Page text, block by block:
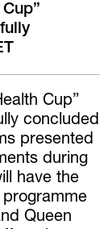
Cup”
concluded
presented
during
have the
Queen